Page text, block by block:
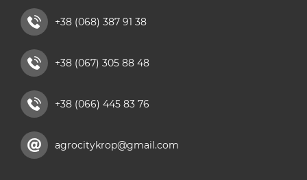
+38 (068) 387 91 38
+38 (067) 305 88 48
+38 (066) 445 83 76
agrocitykrop@gmail.com